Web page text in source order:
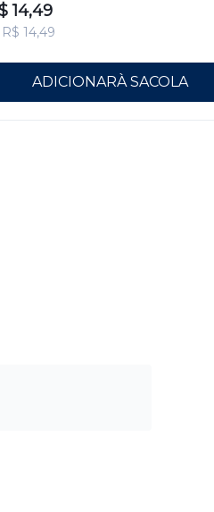
14,49
R$ 14,49
ADICIONAR